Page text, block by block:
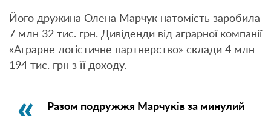
Його дружина Олена Марчук натомість заробила
7 млн 32 тис. грн. Дивіденди від аграрної компанії
«Аграрне логістичне партнерство» склади 4 млн
194 тис. грн з її доходу.
Разом подружжя Марчуків за минулий